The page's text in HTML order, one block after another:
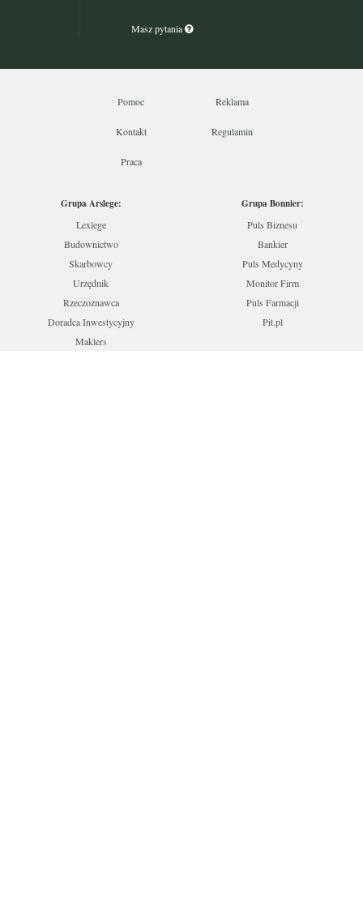
Masz pytania
Pomoc Reklama
Kontakt Regulamin
Praca
Grupa Arslege:
Lexlege
Budownictwo
Skarbowcy
Urzędnik
Rzeczoznawca
Doradca Inwestycyjny
Maklers
Grupa Bonnier:
Puls Biznesu
Bankier
Puls Medycyny
Monitor Firm
Puls Farmacji
Pit.pl